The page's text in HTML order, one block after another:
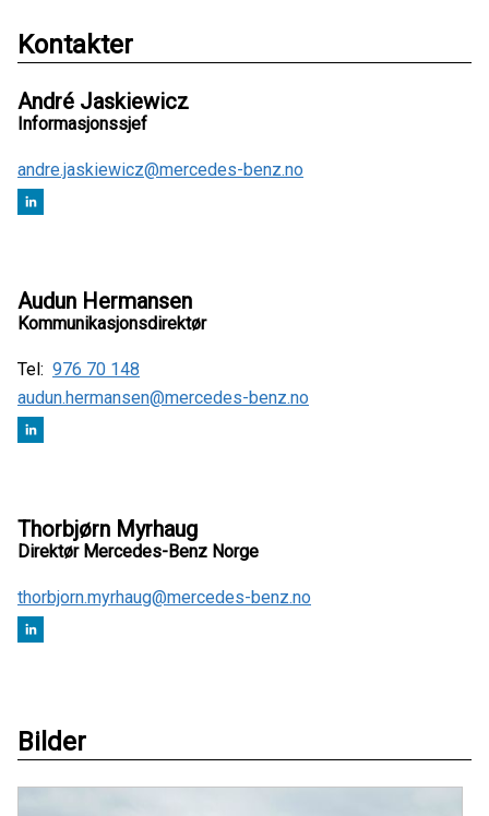
Kontakter
André Jaskiewicz
Informasjonssjef
andre.jaskiewicz@mercedes-benz.no
Audun Hermansen
Kommunikasjonsdirektør
Tel: 976 70 148
audun.hermansen@mercedes-benz.no
Thorbjørn Myrhaug
Direktør Mercedes-Benz Norge
thorbjorn.myrhaug@mercedes-benz.no
Bilder